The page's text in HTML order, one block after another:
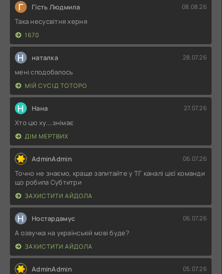
Г Гість Людмила 08.08.26
Така несусвітня херня
1670
Н наталка 28.07.26
мені сподобалось
МІЙ СУСІД ТОТОРО
Н Нана 27.07.26
Хто цю ху....знімає
ДІМ МЕРТВИХ
AdminAdmin 06.07.26
Точно не знаємо, краще запитайте у ТГ каналі цієї команди
що робила Субтитри
ЗАХИСТИТИ АЙДОЛА
Н Ностардамус 06.07.26
А озвучка на українській мові буде?
ЗАХИСТИТИ АЙДОЛА
AdminAdmin 05.07.26